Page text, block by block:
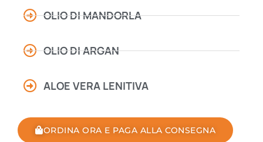
OLIO DI MANDORLA
OLIO DI ARGAN
ALOE VERA LENITIVA
ORDINA ORA E PAGA ALLA CONSEGNA